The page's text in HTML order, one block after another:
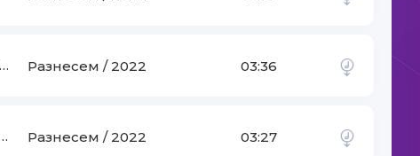
Разнесем / 2022 03:36
Begonamiz
Разнесем / 2022 03:27